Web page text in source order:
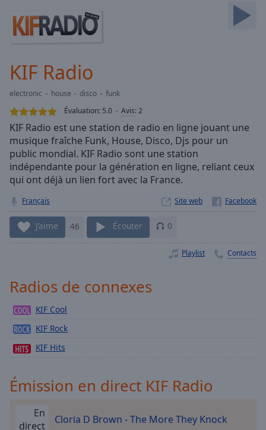
Forward
Mute
Loaded:
0.00%
Stream
TypeLIVE
Seek to
currently
behind
live
Remaining
Time-
Descriptions
off
selected
Subtitles
KIF Radio
electronic house disco
funk
Évaluation: 5.0 Avis:2
KIF Radio est une station de radio en ligne jouant une
musique fraîche Funk, House, Disco, Djs pour un
public mondial. KIF Radio sont une station
indépendante pour la génération en ligne, reliant ceux
qui ont déjà un lien fort avec la France.
Français Site web
J’aime 46 Écouter 0
Playlist Contacts
Radios de connexes
KIF Cool
KIF Rock
KIF Hits
Émission en direct KIF Radio
En
direct
Cloria D Brown - The More They Knock